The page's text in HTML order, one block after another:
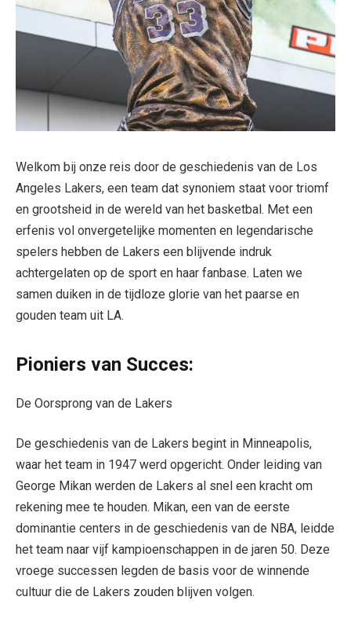
Welkom bij onze reis door de geschiedenis van de Los
Angeles Lakers, een team dat synoniem staat voor triomf
en grootsheid in de wereld van het basketbal. Met een
erfenis vol onvergetelijke momenten en legendarische
spelers hebben de Lakers een blijvende indruk
achtergelaten op de sport en haar fanbase. Laten we
samen duiken in de tijdloze glorie van het paarse en
gouden team uit LA.
Pioniers van Succes:
De Oorsprong van de Lakers
De geschiedenis van de Lakers begint in Minneapolis,
waar het team in 1947 werd opgericht. Onder leiding van
George Mikan werden de Lakers al snel een kracht om
rekening mee te houden. Mikan, een van de eerste
dominantie centers in de geschiedenis van de NBA, leidde
het team naar vijf kampioenschappen in de jaren 50. Deze
vroege successen legden de basis voor de winnende
cultuur die de Lakers zouden blijven volgen.